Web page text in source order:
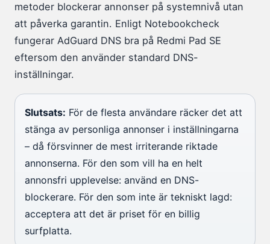
metoder blockerar annonser på systemnivå utan
att påverka garantin. Enligt Notebookcheck
fungerar AdGuard DNS bra på Redmi Pad SE
eftersom den använder standard DNS-
inställningar.
Slutsats: För de flesta användare räcker det att
stänga av personliga annonser i inställningarna
– då försvinner de mest irriterande riktade
annonserna. För den som vill ha en helt
annonsfri upplevelse: använd en DNS-
blockerare. För den som inte är tekniskt lagd:
acceptera att det är priset för en billig
surfplatta.